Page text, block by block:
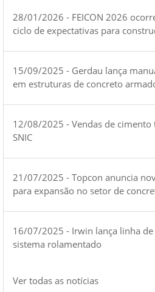
28/01/2026 - FEICON 2026
ciclo de expectativas para
15/09/2025 - Gerdau lança
em estruturas de concreto
12/08/2025 - Vendas de
SNIC
21/07/2025 - Topcon anuncia
para expansão no setor de
16/07/2025 - Irwin lança linha
sistema rolamentado
Ver todas as notícias